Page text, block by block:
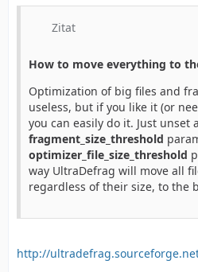
Zitat
How to move everything to
Optimization of big files and
useless, but if you like it (or
you can easily do it. Just unset
fragment_size_threshold
optimizer_file_size_threshold
way UltraDefrag will move all
regardless of their size, to the
http://